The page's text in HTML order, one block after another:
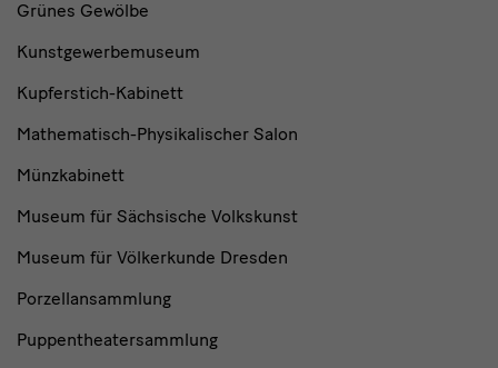
Grünes Gewölbe
Kunstgewerbemuseum
Kupferstich-Kabinett
Mathematisch-Physikalischer Salon
Münzkabinett
Museum für Sächsische Volkskunst
Museum für Völkerkunde Dresden
Porzellansammlung
Puppentheatersammlung